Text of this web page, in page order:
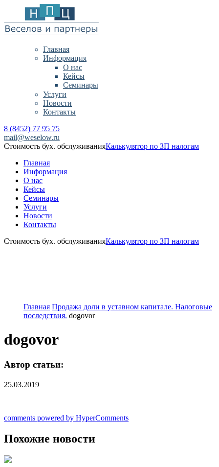
Главная
Информация
О нас
Кейсы
Семинары
Услуги
Новости
Контакты
8 (8452) 77 95 75
mail@weselow.ru
Стоимость бух. обслуживанияКалькулятор по ЗП налогам
Главная
Информация
О нас
Кейсы
Семинары
Услуги
Новости
Контакты
Стоимость бух. обслуживанияКалькулятор по ЗП налогам
Главная Продажа доли в уставном капитале. Налоговые
последствия. dogovor
dogovor
Автор статьи:
25.03.2019
comments powered by HyperComments
Похожие новости